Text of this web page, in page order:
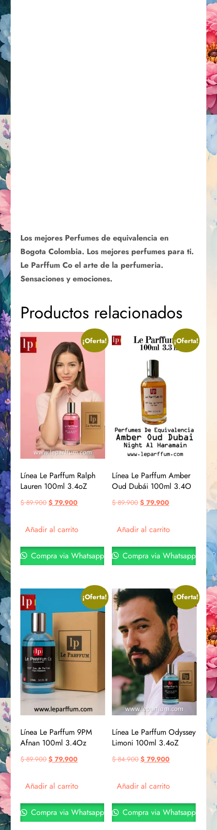
Los mejores Perfumes de equivalencia en
Bogota Colombia. Los mejores perfumes para ti.
Le Parffum Co el arte de la perfumeria.
Sensaciones y emociones.
Productos relacionados
¡Oferta!
Línea Le Parffum Ralph
Lauren 100ml 3.4oZ
$89.900 $ 79.900
Añadir al carrito
Compra via Whatsapp
¡Oferta!
Línea Le Parffum Amber
Oud Dubái 100ml 3.4O
$89.900 $ 79.900
Añadir al carrito
Compra via Whatsapp
¡Oferta!
Línea Le Parffum 9PM
Afnan 100ml 3.4Oz
$89.900 $ 79.900
Añadir al carrito
Compra via Whatsapp
¡Oferta!
Línea Le Parffum Odyssey
Limoni 100ml 3.4oZ
$84.900 $ 79.900
Añadir al carrito
Compra via Whatsapp